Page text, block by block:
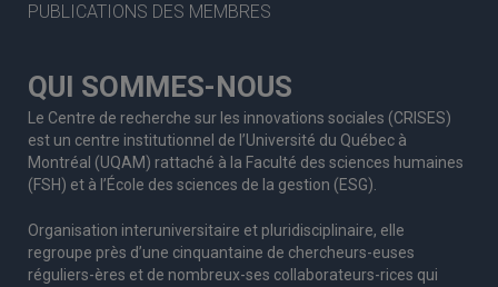
PUBLICATIONS DES MEMBRES
QUI SOMMES-NOUS
Le Centre de recherche sur les innovations sociales (CRISES)
est un centre institutionnel de l’Université du Québec à
Montréal (UQAM) rattaché à la Faculté des sciences humaines
(FSH) et à l’École des sciences de la gestion (ESG).
Organisation interuniversitaire et pluridisciplinaire, elle
regroupe près d’une cinquantaine de chercheurs-euses
réguliers-ères et de nombreux-ses collaborateurs-rices qui